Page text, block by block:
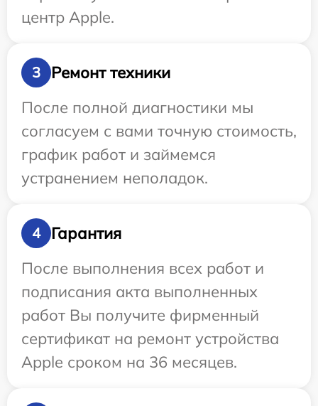
центр Apple.
3
Ремонт техники
После полной диагностики мы
согласуем с вами точную стоимость,
график работ и займемся
устранением неполадок.
4
Гарантия
После выполнения всех работ и
подписания акта выполненных
работ Вы получите фирменный
сертификат на ремонт устройства
Apple сроком на 36 месяцев.